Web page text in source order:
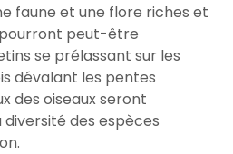
faune et une flore riches et
pourront peut-être
se prélassant sur les
dévalant les pentes
des oiseaux seront
des espèces